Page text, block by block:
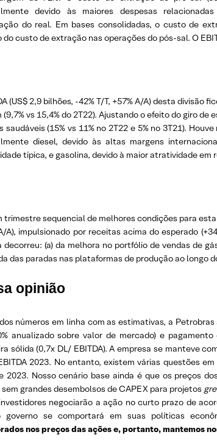
devido às maiores despesas
do real. Em bases consolidadas, o custo de
do custo de extração nas operações do pós-sal. O
(US$ 2,9 bilhões, -42% T/T, +57% A/A) desta
(9,7% vs 15,4% do 2T22). Ajustando o efeito do giro de
saudáveis (15% vs 11% no 2T22 e 5% no 3T21).
diesel, devido às altas margens
típica, e gasolina, devido à maior atratividade em
trimestre sequencial de melhores condições para esta
A), impulsionado por receitas acima do esperado
decorreu: (a) da melhora no portfólio de vendas de
das paradas nas plataformas de produção ao longo
opinião
números em linha com as estimativas, a
anualizado sobre valor de mercado) e
sólida (0,7x DL/ EBITDA). A empresa se manteve
2023. No entanto, existem várias questões
2023. Nosso cenário base ainda é que os preços
sem grandes desembolsos de CAPEX para projetos
negociarão a ação no curto prazo de
governo se comportará em suas políticas
nos preços das ações e, portanto, mantemos